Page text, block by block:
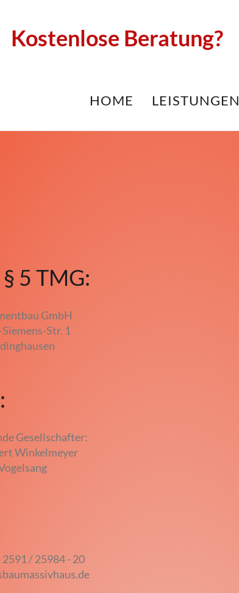
Kostenlose Beratung?
HOME
LEISTUNGEN
5 TMG:
GmbH
Str. 1
Gesellschafter:
Winkelmeyer
2591 / 25984 - 20